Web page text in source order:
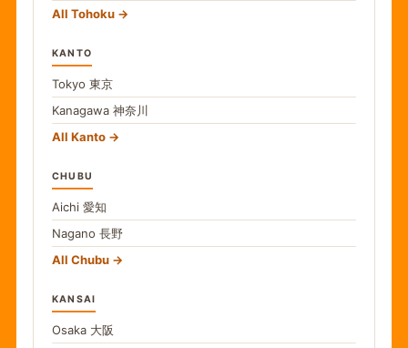
All Tohoku
KANTO
Tokyo 東京
Kanagawa 神奈川
All Kanto
CHUBU
Aichi 愛知
Nagano 長野
All Chubu
KANSAI
Osaka 大阪